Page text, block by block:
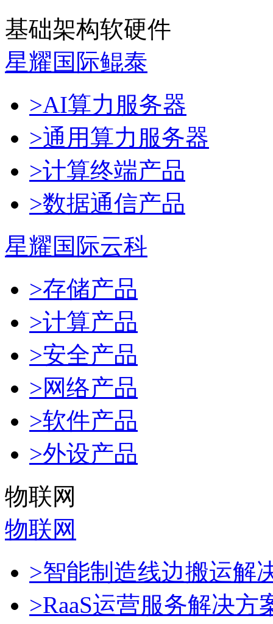
基础架构软硬件
星耀国际鲲泰
>AI算力服务器
>通用算力服务器
>计算终端产品
>数据通信产品
星耀国际云科
>存储产品
>计算产品
>安全产品
>网络产品
>软件产品
>外设产品
物联网
物联网
>智能制造线边搬运解
>RaaS运营服务解决方